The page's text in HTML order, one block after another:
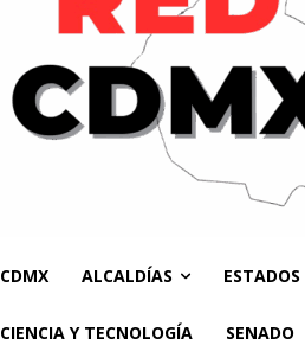
CDMX ALCALDÍAS ESTADOS
CIENCIA Y TECNOLOGÍA SENADO